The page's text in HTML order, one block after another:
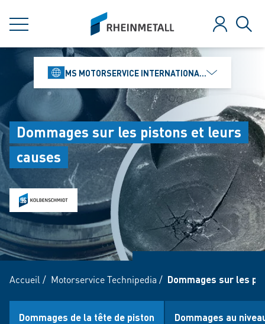
MENU
siteLogo
Se
MS MOTORSERVICE INTERNATIONAL GMBH
Dommages sur les pistons et leurs
causes
Accueil / Motorservice Technipedia / Dommages sur les
Dommages de la tête de piston Dommages au